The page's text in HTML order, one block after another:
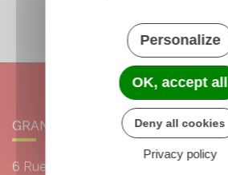
GRANGERMONT
6 Rue de l'École
Personalize
OK, accept all
Deny all cookies
Privacy policy